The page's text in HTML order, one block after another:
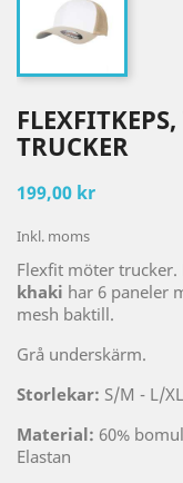
TRUCKER
199,00 kr
Inkl. moms
Flexfit möter trucker.
khaki har 6 paneler
mesh baktill.
Grå underskärm.
Storlekar: S/M - L/XL
Material: 60%
Elastan